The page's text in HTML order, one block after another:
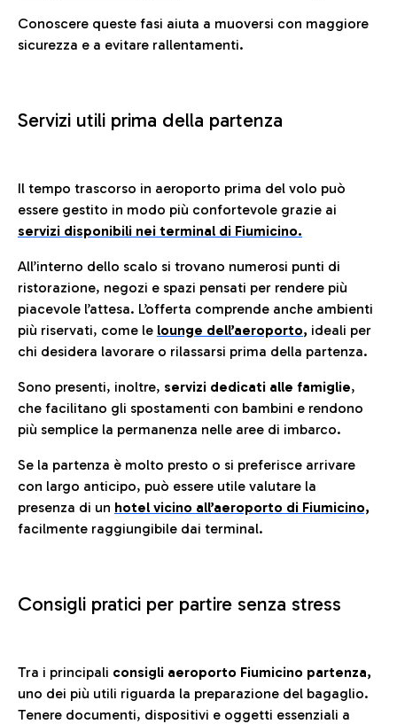
Conoscere queste fasi aiuta a muoversi con maggiore
sicurezza e a evitare rallentamenti.
Servizi utili prima della partenza
Il tempo trascorso in aeroporto prima del volo può
essere gestito in modo più confortevole grazie ai
servizi disponibili nei terminal di Fiumicino.
All’interno dello scalo si trovano numerosi punti di
ristorazione, negozi e spazi pensati per rendere più
piacevole l’attesa. L’offerta comprende anche ambienti
più riservati, come le lounge dell’aeroporto, ideali per
chi desidera lavorare o rilassarsi prima della partenza.
Sono presenti, inoltre, servizi dedicati alle famiglie,
che facilitano gli spostamenti con bambini e rendono
più semplice la permanenza nelle aree di imbarco.
Se la partenza è molto presto o si preferisce arrivare
con largo anticipo, può essere utile valutare la
presenza di un hotel vicino all’aeroporto di Fiumicino,
facilmente raggiungibile dai terminal.
Consigli pratici per partire senza stress
Tra i principali consigli aeroporto Fiumicino partenza,
uno dei più utili riguarda la preparazione del bagaglio.
Tenere documenti, dispositivi e oggetti essenziali a